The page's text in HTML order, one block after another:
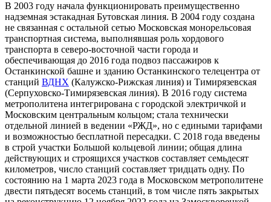
В 2003 году начала функционировать преимущественно
надземная эстакадная Бутовская линия. В 2004 году создана
не связанная с остальной сетью Московская монорельсовая
транспортная система, выполнявшая роль хордового
транспорта в северо-восточной части города и
обеспечивающая до 2016 года подвоз пассажиров к
Останкинской башне и зданию Останкинского телецентра от
станций ВДНХ (Калужско-Рижская линия) и Тимирязевская
(Серпуховско-Тимирязевская линия). В 2016 году система
метрополитена интегрирована с городской электричкой и
Московским центральным кольцом; стала технически
отдельной линией в ведении «РЖД», но с едиными тарифами
и возможностью бесплатной пересадки. С 2018 года введены
в строй участки Большой кольцевой линии; общая длина
действующих и строящихся участков составляет семьдесят
километров, число станций составляет тридцать одну. По
состоянию на 1 марта 2023 года в Московском метрополитене
двести пятьдесят восемь станций, в том числе пять закрытых